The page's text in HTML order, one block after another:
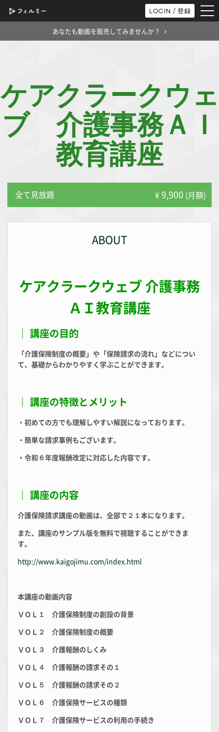
LOGIN / 登録
あなたも動画を販売してみませんか？
ケアクラークウェ
ブ 介護事務ＡＩ
教育講座
全て見放題 ¥9,900 (月額)
ABOUT
ケアクラークウェブ 介護事務
ＡＩ教育講座
｜ 講座の目的
「介護保険制度の概要」や「保険請求の流れ」などについ
て、基礎からわかりやすく学ぶことができます。
｜ 講座の特徴とメリット
・初めての方でも理解しやすい解説になっております。
・簡単な請求事例もございます。
・令和６年度報酬改定に対応した内容です。
｜ 講座の内容
介護保険請求講座の動画は、全部で２１本になります。
また、講座のサンプル版を無料で視聴することができま
す。
http://www.kaigojimu.com/index.html
本講座の動画内容
ＶＯＬ１ 介護保険制度の創設の背景
ＶＯＬ２ 介護保険制度の概要
ＶＯＬ３ 介護報酬のしくみ
ＶＯＬ４ 介護報酬の請求その１
ＶＯＬ５ 介護報酬の請求その２
ＶＯＬ６ 介護保険サービスの種類
ＶＯＬ７ 介護保険サービスの利用の手続き